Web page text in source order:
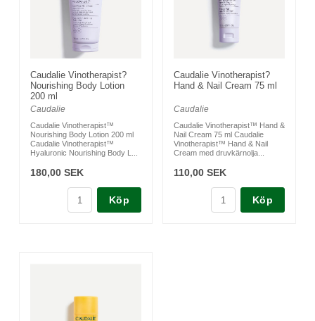
Caudalie Vinotherapist?
Nourishing Body Lotion
200 ml
Caudalie
Caudalie Vinotherapist™
Nourishing Body Lotion 200 ml
Caudalie Vinotherapist™
Hyaluronic Nourishing Body L...
180,00 SEK
Köp
Caudalie Vinotherapist?
Hand & Nail Cream 75 ml
Caudalie
Caudalie Vinotherapist™ Hand &
Nail Cream 75 ml Caudalie
Vinotherapist™ Hand & Nail
Cream med druvkärnolja...
110,00 SEK
Köp